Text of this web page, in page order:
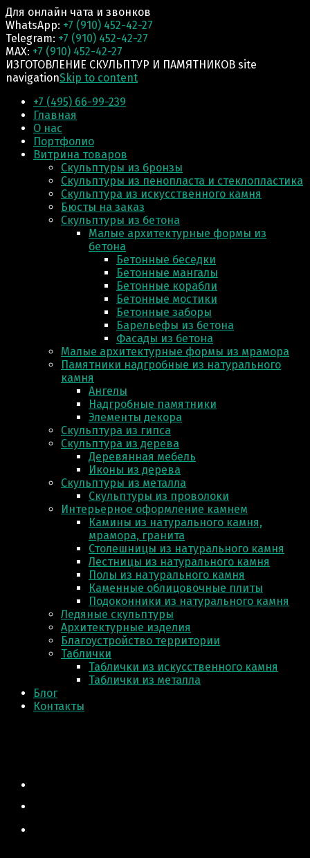
Для онлайн чата и звонков
WhatsApp: +7 (910) 452-42-27
Telegram: +7 (910) 452-42-27
MAX: +7 (910) 452-42-27
ИЗГОТОВЛЕНИЕ СКУЛЬПТУР И ПАМЯТНИКОВ site
navigationSkip to content
+7 (495) 66-99-239
Главная
О нас
Портфолио
Витрина товаров
Скульптуры из бронзы
Скульптуры из пенопласта и стеклопластика
Скульптура из искусственного камня
Бюсты на заказ
Скульптуры из бетона
Малые архитектурные формы из
бетона
Бетонные беседки
Бетонные мангалы
Бетонные корабли
Бетонные мостики
Бетонные заборы
Барельефы из бетона
Фасады из бетона
Малые архитектурные формы из мрамора
Памятники надгробные из натурального
камня
Ангелы
Надгробные памятники
Элементы декора
Скульптура из гипса
Скульптура из деревa
Деревянная мебель
Иконы из дерева
Скульптуры из металла
Скульптуры из проволоки
Интерьерное оформление камнем
Камины из натурального камня,
мрамора, гранита
Столешницы из натурального камня
Лестницы из натурального камня
Полы из натурального камня
Каменные облицовочные плиты
Подоконники из натурального камня
Ледяные скульптуры
Архитектурные изделия
Благоустройство территории
Таблички
Таблички из искусственного камня
Таблички из металла
Блог
Контакты